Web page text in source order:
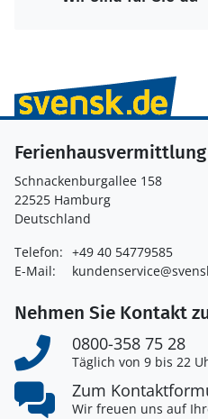
Ferienhausvermittlung
Schnackenburgallee 158
22525 Hamburg
Deutschland
Telefon: +49 40 54779585
E-Mail:
Nehmen Sie Kontakt
0800-358 75 28
Täglich von 9 bis 22
Zum
Wir freuen uns auf